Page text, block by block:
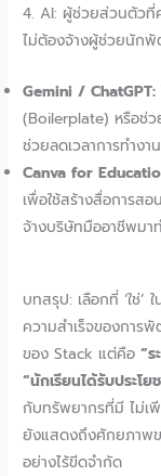
4. AI: ผู้ช่วยส่วนตัวที่
ไม่ต้องจ้างผู้ช่วยนักพั
Gemini / ChatGPT:
(Boilerplate) หรือช่
ช่วยลดเวลาการทำงา
Canva for
เพื่อใช้สร้างสื่อการส
จ้างบริษัทมืออาชีพมา
บทสรุป: เลือกที่ ‘ใช่’ ใ
ความสำเร็จของการ
ของ Stack แต่คือ“
“นักเรียนได้รับประโ
กับทรัพยากรที่มี ไม่เ
ยังแสดงถึงศักยภาพข
อย่างไร้ขีดจำกัด